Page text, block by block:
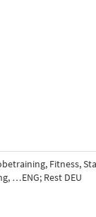
Fitness,
…ENG; Rest DEU